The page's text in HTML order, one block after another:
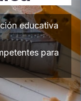
educativa
para